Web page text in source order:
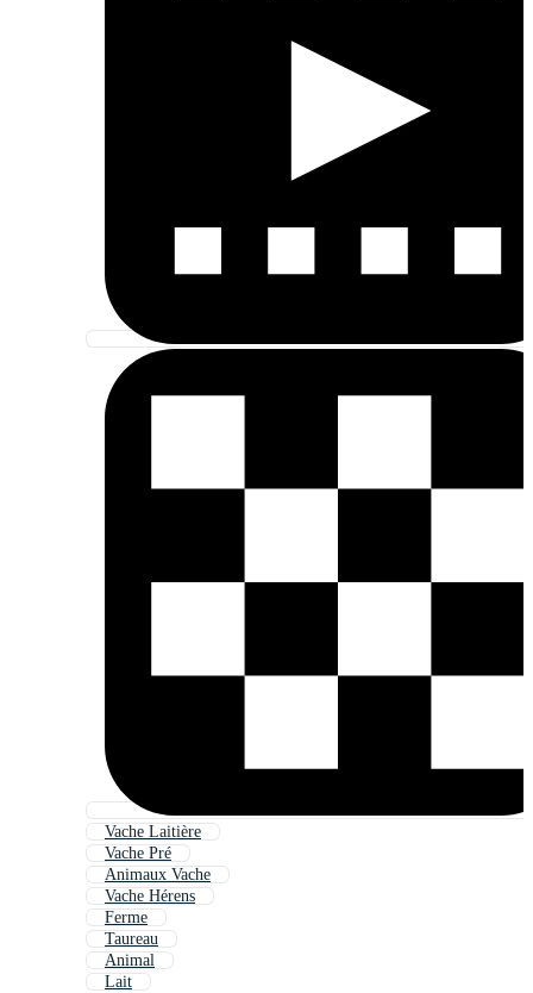
Vache Laitière
Vache Pré
Animaux Vache
Vache Hérens
Ferme
Taureau
Animal
Lait